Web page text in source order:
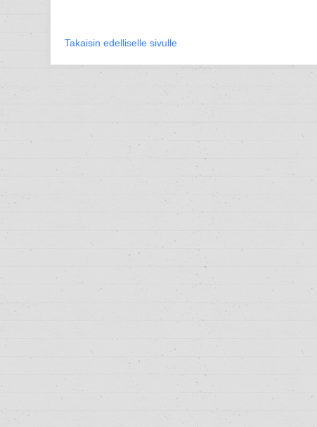
Takaisin edelliselle sivulle